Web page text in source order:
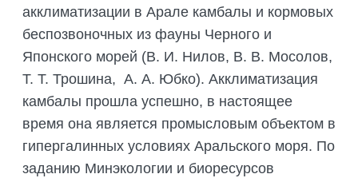
акклиматизации в Арале камбалы и кормовых
беспозвоночных из фауны Черного и
Японского морей (В. И. Нилов, В. В. Мосолов,
Т. Т. Трошина, А. А. Юбко). Акклиматизация
камбалы прошла успешно, в настоящее
время она является промысловым объектом в
гипергалинных условиях Аральского моря. По
заданию Минэкологии и биоресурсов